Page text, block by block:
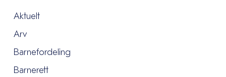
Aktuelt
Arv
Barnefordeling
Barnerett